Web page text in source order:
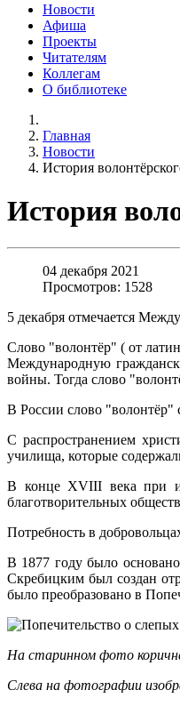
Новости
Афиша
Проекты
Читателям
Коллегам
О библиотеке
Главная
Новости
История
История
04 декабря 2021
Просмотров: 1528
5 декабря отмечается
Слово "волонтёр" ( от
Международную
войны. Тогда слово
В России слово "волонтёр"
С распространением
училища, которые
В конце XVIII века при
благотворительных
Потребность в
В 1877 году было
Скребицким был создан
было преобразовано в
На старинном фото
Слева на фотографии